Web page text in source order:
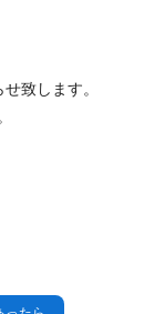
致します。